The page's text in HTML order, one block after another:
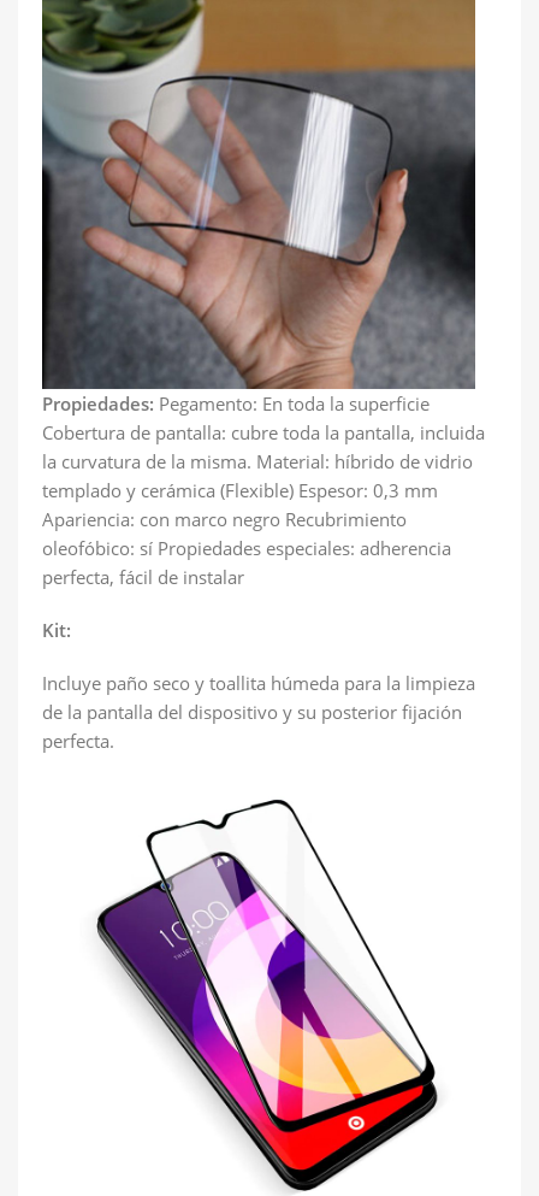
Propiedades: Pegamento: En toda la superficie
Cobertura de pantalla: cubre toda la pantalla, incluida
la curvatura de la misma. Material: híbrido de vidrio
templado y cerámica (Flexible) Espesor: 0,3 mm
Apariencia: con marco negro Recubrimiento
oleofóbico: sí Propiedades especiales: adherencia
perfecta, fácil de instalar
Kit:
Incluye paño seco y toallita húmeda para la limpieza
de la pantalla del dispositivo y su posterior fijación
perfecta.